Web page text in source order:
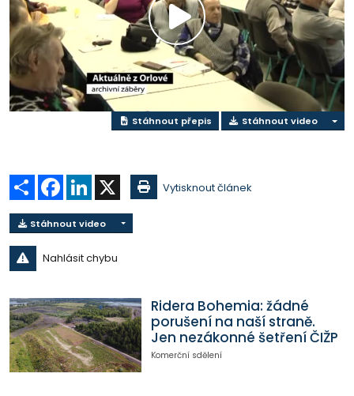
Přehrát
video
Stáhnout přepis Stáhnout video
Sdílet Facebook
LinkedIn Vytisknout článek
Stáhnout video
Nahlásit chybu
Ridera Bohemia: žádné
porušení na naší straně.
Jen nezákonné šetření ČIŽP
Komerční sdělení